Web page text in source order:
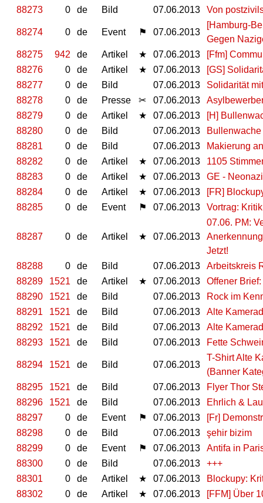
88273 0 de Bild 07.06.2013 Von
88274 0 de Event ⚑ 07.06.2013
[Hamburg-
Gegen
88275
942 de Artikel ★ 07.06.2013
[Ffm]
88276
0 de Artikel ★ 07.06.2013
[GS]
88277
0 de Bild 07.06.2013
Solidarität
88278
0 de Presse ✂ 07.06.2013
88279
0 de Artikel ★ 07.06.2013
[H]
88280
0 de Bild 07.06.2013
Bullenwache
88281
0 de Bild 07.06.2013
Makierung
88282
0 de Artikel ★ 07.06.2013
1105
88283
0 de Artikel ★ 07.06.2013
GE -
88284
0 de Artikel ★ 07.06.2013
[FR]
88285
0 de Event ⚑ 07.06.2013 Vortrag:
88287 0 de Artikel ★ 07.06.2013
07.06. PM:
Jetzt!
88288
0 de Bild 07.06.2013
Arbeitskreis
88289
1521 de Artikel ★ 07.06.2013
Offener
88290
1521 de Bild 07.06.2013
Rock im
88291
1521 de Bild 07.06.2013
Alte
88292
1521 de Bild 07.06.2013
Alte
88293
1521 de Bild 07.06.2013 Fette
88294 1521 de Bild 07.06.2013
T-Shirt Alte
(Banner
88295
1521 de Bild 07.06.2013
Flyer Thor
88296
1521 de Bild 07.06.2013
Ehrlich &
88297
0 de Event ⚑ 07.06.2013
[Fr]
88298
0 de Bild 07.06.2013
şehir bizim
88299
0 de Event ⚑ 07.06.2013
Antifa in
88300
0 de Bild 07.06.2013
+++
88301
0 de Artikel ★ 07.06.2013
Blockupy:
88302
0 de Artikel ★ 07.06.2013
[FFM] Über